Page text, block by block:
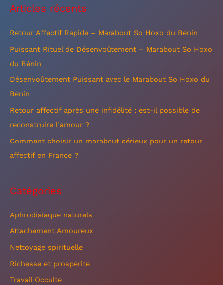
h
e
:
Articles récents
Retour Affectif Rapide – Marabout So Hoxo du Bénin
Puissant Rituel de Désenvoûtement – Marabout So Hoxo
du Bénin
Désenvoûtement Puissant avec le Marabout So Hoxo du
Bénin
Retour affectif après une infidélité : est-il possible de
reconstruire l’amour ?
Comment choisir un marabout sérieux pour un retour
affectif en France ?
Catégories
Aphrodisiaque naturels
Attachement Amoureux
Nettoyage spirituelle
Richesse et prospérité
Travail Occulte